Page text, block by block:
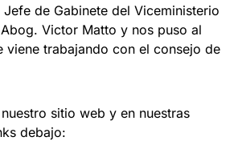
de Gabinete del Viceministerio
Victor Matto y nos puso al
viene trabajando con el consejo de
sitio web y en nuestras
debajo: